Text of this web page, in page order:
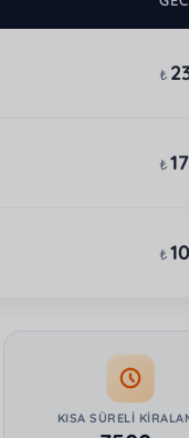
₺
₺
₺
KISA SÜRELI